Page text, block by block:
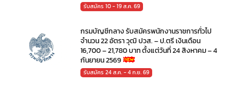
รับสมัคร 10 - 19 ส.ค. 69
กรมบัญชีกลาง รับสมัครพนักงานราชการทั่วไป
จำนวน 22 อัตรา วุฒิ ปวส. – ป.ตรี เงินเดือน
16,700 – 21,780 บาท ตั้งแต่วันที่ 24 สิงหาคม – 4
กันยายน 2569
รับสมัคร 24 ส.ค. - 4 ก.ย. 69